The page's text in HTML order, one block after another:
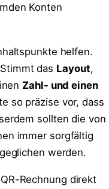
Konten
helfen.
das Layout,
Zahl- und einen
so präzise vor, dass
sollten die von
immer sorgfältig
werden.
Rechnung direkt